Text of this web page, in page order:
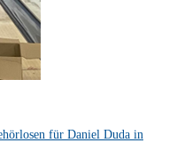
für Daniel Duda in